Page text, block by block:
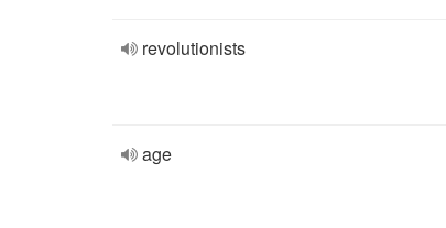
revolutionists
age